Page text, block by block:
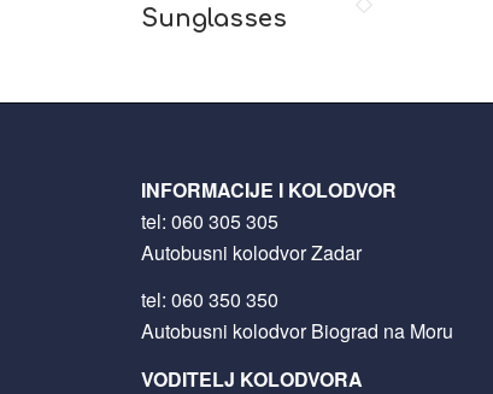
Sunglasses
INFORMACIJE I KOLODVOR
tel:060 305 305
Autobusni kolodvor Zadar
tel:060 350 350
Autobusni kolodvor Biograd na Moru
VODITELJ KOLODVORA